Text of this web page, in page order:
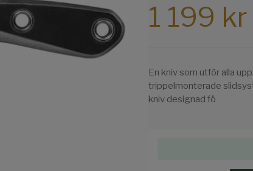
1 199 kr
En kniv som utför alla
trippelmonterade
kniv designad fö